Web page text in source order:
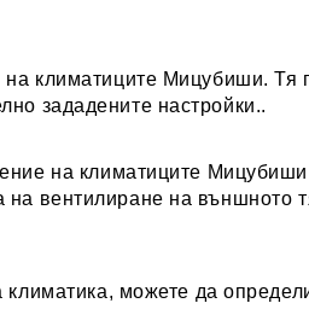
климатиците Мицубиши. Тя
зададените настройки..
на климатиците
вентилиране на външното
можете да